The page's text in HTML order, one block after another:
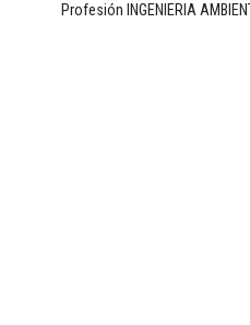
Profesión INGENIERIA